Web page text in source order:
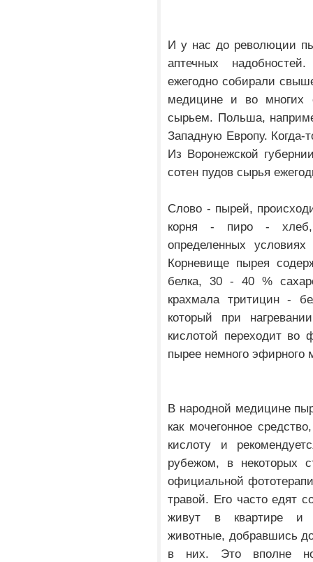
И у нас до революции
аптечных
ежегодно собирали
медицине и во многих
сырьем. Польша,
Западную Европу. Когда-
Из Воронежской
сотен пудов сырья
Слово - пырей,
корня - пиро -
определенных
Корневище пырея
белка, 30 - 40 %
крахмала тритицин -
который при
кислотой переходит во
пырее немного эфирного
В народной медицине
как мочегонное
кислоту и
рубежом, в некоторых
официальной
травой. Его часто едят
живут в квартире и
животные, добравшись
в них. Это вполне